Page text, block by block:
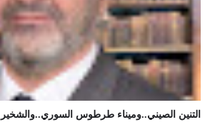
التنين الصيني..وميناء طرطوس